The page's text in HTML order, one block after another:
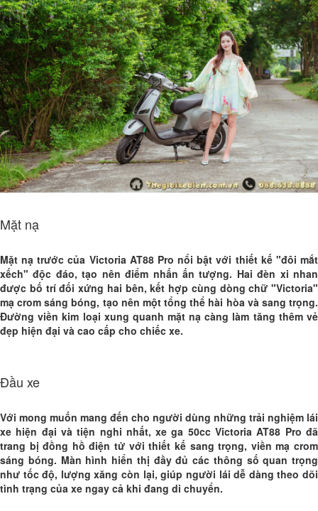
Mặt nạ
Mặt nạ trước của Victoria AT88 Pro nổi bật với thiết kế "đôi mắt
xếch" độc đáo, tạo nên điểm nhấn ấn tượng. Hai đèn xi nhan
được bố trí đối xứng hai bên, kết hợp cùng dòng chữ "Victoria"
mạ crom sáng bóng, tạo nên một tổng thể hài hòa và sang trọng.
Đường viền kim loại xung quanh mặt nạ càng làm tăng thêm vẻ
đẹp hiện đại và cao cấp cho chiếc xe.
Đầu xe
Với mong muốn mang đến cho người dùng những trải nghiệm lái
xe hiện đại và tiện nghi nhất,xe ga 50cc Victoria AT88 Pro đã
trang bị đồng hồ điện tử với thiết kế sang trọng, viền mạ crom
sáng bóng. Màn hình hiển thị đầy đủ các thông số quan trọng
như tốc độ, lượng xăng còn lại, giúp người lái dễ dàng theo dõi
tình trạng của xe ngay cả khi đang di chuyển.